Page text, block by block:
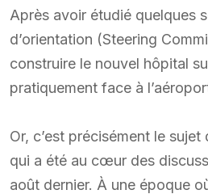
Après avoir étudié quelques
d’orientation (Steering
construire le nouvel hôpital
pratiquement face à
Or, c’est précisément le
qui a été au cœur des
août dernier. À une époque